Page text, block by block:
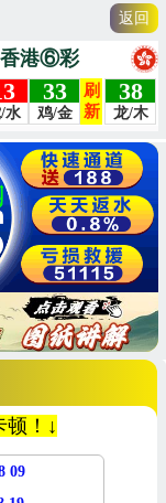
返回
香港⑥彩